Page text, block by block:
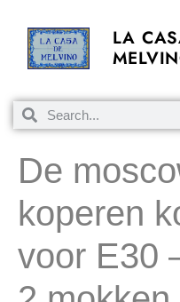
LA
De
koperen
voor E30